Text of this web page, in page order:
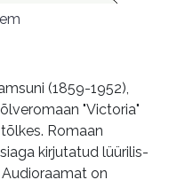
(1859-1952),
"Victoria"
Romaan
kirjutatud lüürilis-
on